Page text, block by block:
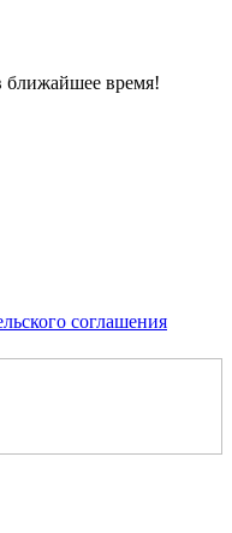
ближайшее время!
соглашения